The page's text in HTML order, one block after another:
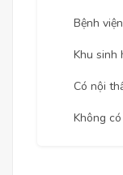
Bệnh viện
Khu sinh
Có nội
Không